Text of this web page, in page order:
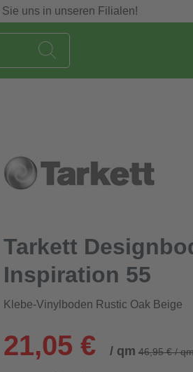
uns in unseren Filialen!
Tarkett
Inspiration 55
Klebe-Vinylboden Rustic Oak Beige
21,05 € / qm 46,95 € /